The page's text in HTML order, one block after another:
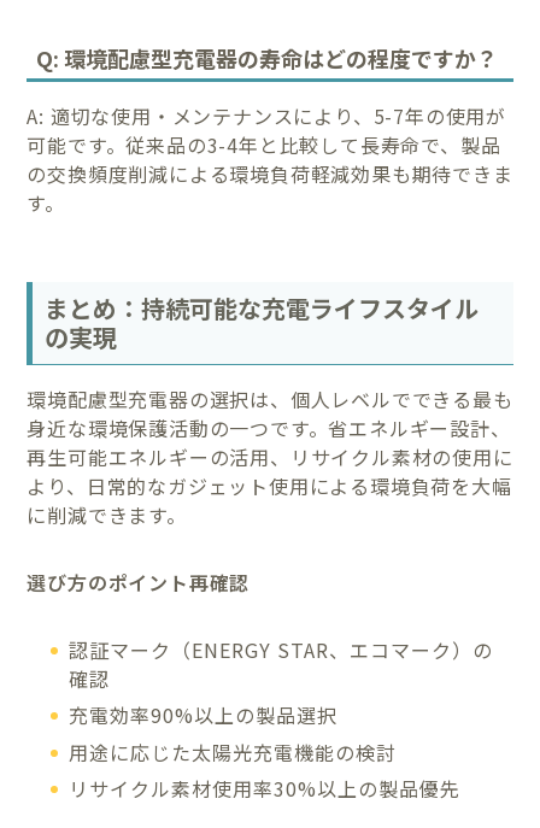
Q: 環境配慮型充電器の寿命はどの程度ですか？
A: 適切な使用・メンテナンスにより、5-7年の使用が
可能です。従来品の3-4年と比較して長寿命で、製品
の交換頻度削減による環境負荷軽減効果も期待できま
す。
まとめ：持続可能な充電ライフスタイル
の実現
環境配慮型充電器の選択は、個人レベルでできる最も
身近な環境保護活動の一つです。省エネルギー設計、
再生可能エネルギーの活用、リサイクル素材の使用に
より、日常的なガジェット使用による環境負荷を大幅
に削減できます。
選び方のポイント再確認
認証マーク（ENERGY STAR、エコマーク）の
確認
充電効率90%以上の製品選択
用途に応じた太陽光充電機能の検討
リサイクル素材使用率30%以上の製品優先